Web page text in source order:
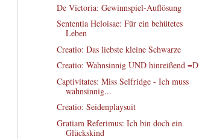
De Victoria: Gewinnspiel-Auflösung
Sententia Heloisae: Für ein behütetes
Leben
Creatio: Das liebste kleine Schwarze
Creatio: Wahnsinnig UND hinreißend =D
Captivitates: Miss Selfridge - Ich muss
wahnsinnig...
Creatio: Seidenplaysuit
Gratiam Referimus: Ich bin doch ein
Glückskind